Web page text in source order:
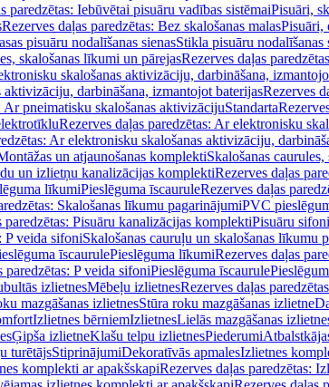
paredzētas: Iebūvētai pisuāru vadības sistēmaiPisuāri,
Rezerves daļas paredzētas: Bez skalošanas malasPisuāri,
pisuāru nodalīšanas sienasStikla pisuāru nodalīšanas
skalošanas līkumi un pārejasRezerves daļas
skalošanas aktivizāciju, darbināšana,
darbināšana, izmantojot baterijasRezerves
Ar pneimatisku skalošanas aktivizācijuStandarta
Rezerves daļas paredzētas: Ar elektronisku
Ar elektronisku skalošanas aktivizāciju,
un atjaunošanas komplektiSkalošanas
un izlietņu kanalizācijas komplektiRezerves daļas
līkumiPieslēguma īscauruleRezerves daļas
Skalošanas līkumu pagarinājumiPVC
paredzētas: Pisuāru kanalizācijas komplektiPisuāru sifoni
P veida sifoniSkalošanas cauruļu un skalošanas līkumu
īscaurulePieslēguma līkumiRezerves daļas
paredzētas: P veida sifoniPieslēguma īscaurule
izlietnesMēbeļu izlietnesRezerves daļas
mazgāšanas izlietnesStūra roku mazgāšanas izlietne
Izlietnes bērniemIzlietnesLielās mazgāšanas
Ģipša izlietneKlašu telpu izlietnesPiederumi
turētājsStiprinājumiDekoratīvās apmalesIzlietnes
komplekti ar apakšskapiRezerves daļas paredzētas: